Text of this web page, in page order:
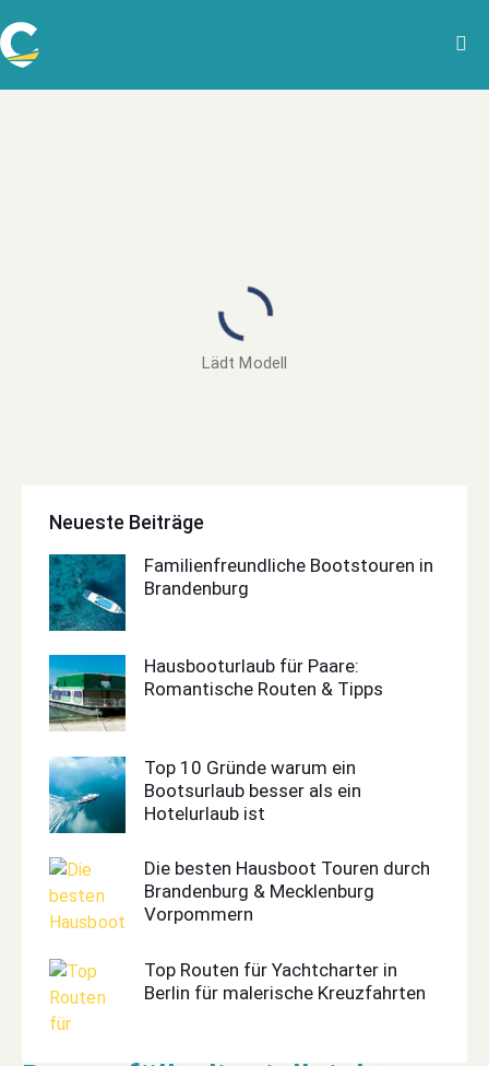
Lädt Modell
Neueste Beiträge
Familienfreundliche Bootstouren in
Brandenburg
Hausbooturlaub für Paare:
Romantische Routen & Tipps
Top 10 Gründe warum ein
Bootsurlaub besser als ein
Hotelurlaub ist
Die besten Hausboot Touren durch
Brandenburg & Mecklenburg
Vorpommern
Top Routen für Yachtcharter in
Berlin für malerische Kreuzfahrten